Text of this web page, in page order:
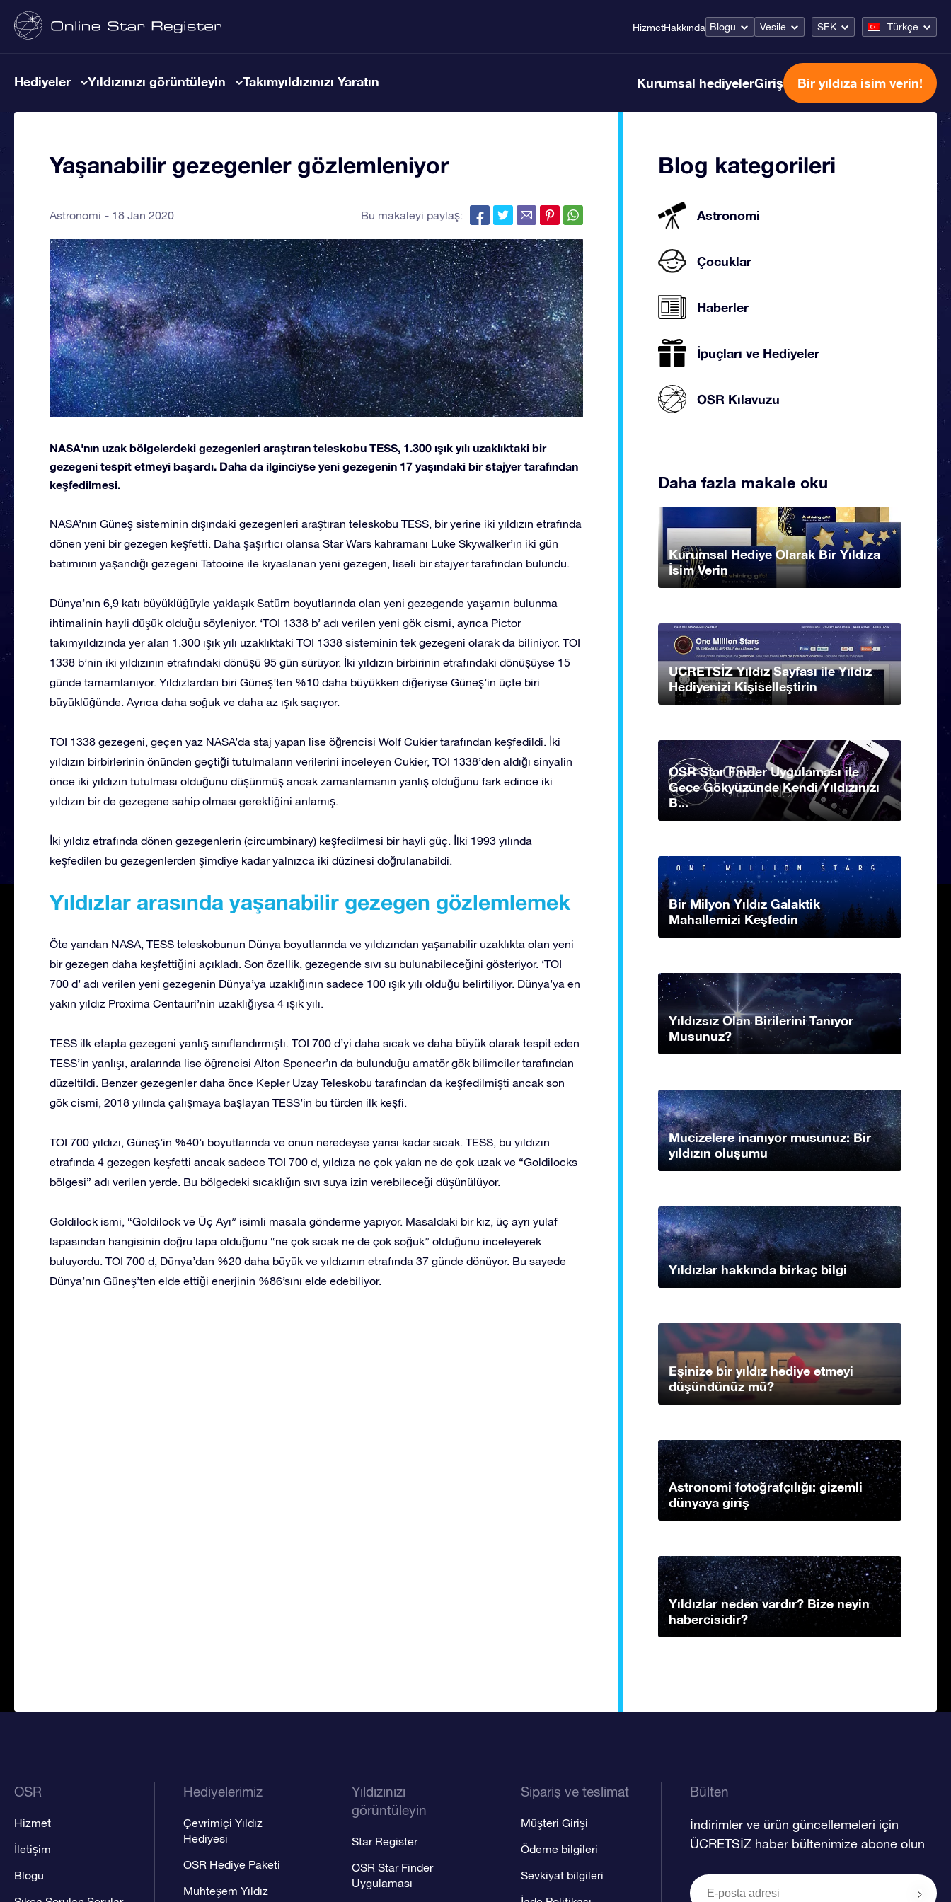
HizmetHakkında Blogu Vesile SEK Türkçe
Hediyeler Yıldızınızı görüntüleyin Takımyıldızınızı Yaratın Kurumsal hediyelerGiriş Bir yıldıza isim verin!
Yaşanabilir gezegenler gözlemleniyor
Astronomi 18 Jan 2020 Bu makaleyi paylaş:
NASA'nın uzak bölgelerdeki gezegenleri araştıran teleskobu TESS, 1.300 ışık yılı uzaklıktaki bir
gezegeni tespit etmeyi başardı. Daha da ilginciyse yeni gezegenin 17 yaşındaki bir stajyer tarafından
keşfedilmesi.
NASA’nın Güneş sisteminin dışındaki gezegenleri araştıran teleskobu TESS, bir yerine iki yıldızın etrafında
dönen yeni bir gezegen keşfetti. Daha şaşırtıcı olansa Star Wars kahramanı Luke Skywalker’ın iki gün
batımının yaşandığı gezegeni Tatooine ile kıyaslanan yeni gezegen, liseli bir stajyer tarafından bulundu.
Dünya’nın 6,9 katı büyüklüğüyle yaklaşık Satürn boyutlarında olan yeni gezegende yaşamın bulunma
ihtimalinin hayli düşük olduğu söyleniyor. ‘TOI 1338 b’ adı verilen yeni gök cismi, ayrıca Pictor
takımyıldızında yer alan 1.300 ışık yılı uzaklıktaki TOI 1338 sisteminin tek gezegeni olarak da biliniyor. TOI
1338 b’nin iki yıldızının etrafındaki dönüşü 95 gün sürüyor. İki yıldızın birbirinin etrafındaki dönüşüyse 15
günde tamamlanıyor. Yıldızlardan biri Güneş’ten %10 daha büyükken diğeriyse Güneş’in üçte biri
büyüklüğünde. Ayrıca daha soğuk ve daha az ışık saçıyor.
TOI 1338 gezegeni, geçen yaz NASA’da staj yapan lise öğrencisi Wolf Cukier tarafından keşfedildi. İki
yıldızın birbirlerinin önünden geçtiği tutulmaların verilerini inceleyen Cukier, TOI 1338’den aldığı sinyalin
önce iki yıldızın tutulması olduğunu düşünmüş ancak zamanlamanın yanlış olduğunu fark edince iki
yıldızın bir de gezegene sahip olması gerektiğini anlamış.
İki yıldız etrafında dönen gezegenlerin (circumbinary) keşfedilmesi bir hayli güç. İlki 1993 yılında
keşfedilen bu gezegenlerden şimdiye kadar yalnızca iki düzinesi doğrulanabildi.
Yıldızlar arasında yaşanabilir gezegen gözlemlemek
Öte yandan NASA, TESS teleskobunun Dünya boyutlarında ve yıldızından yaşanabilir uzaklıkta olan yeni
bir gezegen daha keşfettiğini açıkladı. Son özellik, gezegende sıvı su bulunabileceğini gösteriyor. ‘TOI
700 d’ adı verilen yeni gezegenin Dünya’ya uzaklığının sadece 100 ışık yılı olduğu belirtiliyor. Dünya’ya en
yakın yıldız Proxima Centauri’nin uzaklığıysa 4 ışık yılı.
TESS ilk etapta gezegeni yanlış sınıflandırmıştı. TOI 700 d’yi daha sıcak ve daha büyük olarak tespit eden
TESS’in yanlışı, aralarında lise öğrencisi Alton Spencer’ın da bulunduğu amatör gök bilimciler tarafından
düzeltildi. Benzer gezegenler daha önce Kepler Uzay Teleskobu tarafından da keşfedilmişti ancak son
gök cismi, 2018 yılında çalışmaya başlayan TESS’in bu türden ilk keşfi.
TOI 700 yıldızı, Güneş’in %40’ı boyutlarında ve onun neredeyse yarısı kadar sıcak. TESS, bu yıldızın
etrafında 4 gezegen keşfetti ancak sadece TOI 700 d, yıldıza ne çok yakın ne de çok uzak ve “Goldilocks
bölgesi” adı verilen yerde. Bu bölgedeki sıcaklığın sıvı suya izin verebileceği düşünülüyor.
Goldilock ismi, “Goldilock ve Üç Ayı” isimli masala gönderme yapıyor. Masaldaki bir kız, üç ayrı yulaf
lapasından hangisinin doğru lapa olduğunu “ne çok sıcak ne de çok soğuk” olduğunu inceleyerek
buluyordu. TOI 700 d, Dünya’dan %20 daha büyük ve yıldızının etrafında 37 günde dönüyor. Bu sayede
Dünya’nın Güneş’ten elde ettiği enerjinin %86’sını elde edebiliyor.
Blog kategorileri
Astronomi
Çocuklar
Haberler
İpuçları ve Hediyeler
OSR Kılavuzu
Daha fazla makale oku
Kurumsal Hediye Olarak Bir Yıldıza
İsim Verin
UCRETSİZ Yıldız Sayfası ile Yıldız
Hediyenizi Kişiselleştirin
OSR Star Finder Uygulaması ile
Gece Gökyüzünde Kendi Yıldızınızı
B...
Bir Milyon Yıldız Galaktik
Mahallemizi Keşfedin
Yıldızsız Olan Birilerini Tanıyor
Musunuz?
Mucizelere inanıyor musunuz: Bir
yıldızın oluşumu
Yıldızlar hakkında birkaç bilgi
Eşinize bir yıldız hediye etmeyi
düşündünüz mü?
Astronomi fotoğrafçılığı: gizemli
dünyaya giriş
Yıldızlar neden vardır? Bize neyin
habercisidir?
OSR
Hizmet
İletişim
Blogu
Hediyelerimiz
Çevrimiçi Yıldız
Hediyesi
OSR Hediye Paketi
Muhteşem Yıldız
Yıldızınızı
görüntüleyin
Star Register
OSR Star Finder
Uygulaması
Sipariş ve teslimat
Müşteri Girişi
Ödeme bilgileri
Sevkiyat bilgileri
Bülten
İndirimler ve ürün güncellemeleri için
ÜCRETSİZ haber bültenimize abone olun